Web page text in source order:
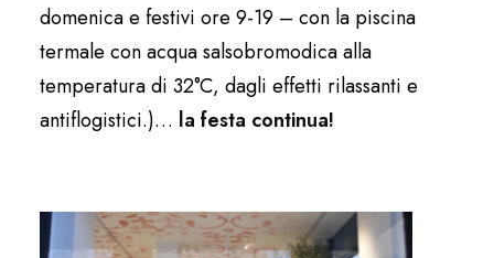
domenica e festivi ore 9-19 – con la piscina
termale con acqua salsobromodica alla
temperatura di 32°C, dagli effetti rilassanti e
antiflogistici.)… la festa continua!